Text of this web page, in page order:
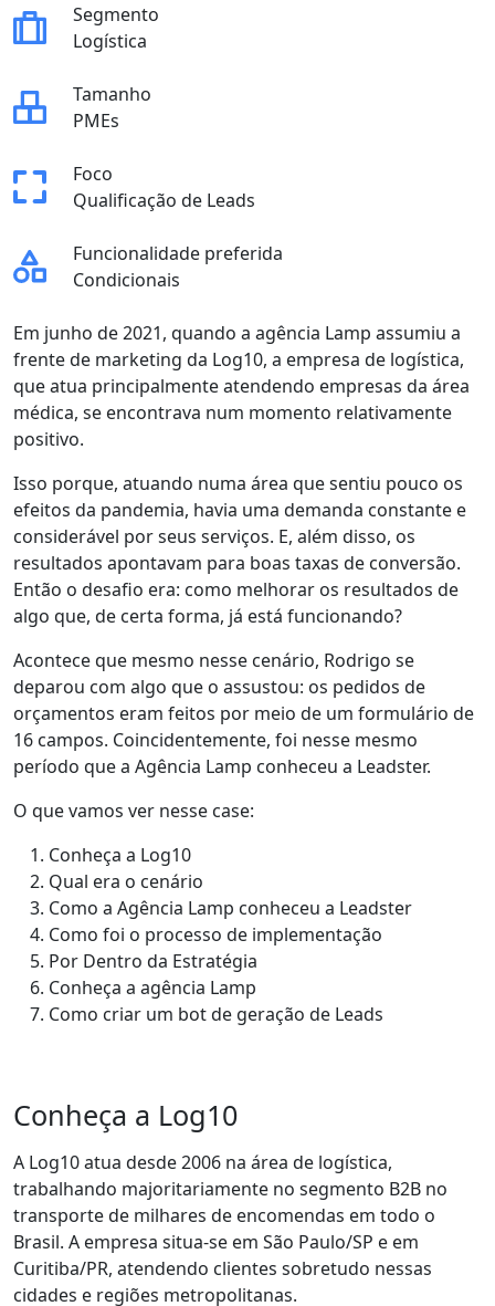
Segmento
Logística
Tamanho
PMEs
Foco
Qualificação de Leads
Funcionalidade preferida
Condicionais
Em junho de 2021, quando a agência Lamp assumiu a
frente de marketing da Log10, a empresa de logística,
que atua principalmente atendendo empresas da área
médica, se encontrava num momento relativamente
positivo.
Isso porque, atuando numa área quesentiu pouco os
efeitos da pandemia, havia uma demanda constante e
considerável por seus serviços. E, além disso, os
resultados apontavam para boas taxas de conversão.
Então o desafio era: como melhorar os resultados de
algo que, de certa forma, já está funcionando?
Acontece que mesmo nesse cenário, Rodrigo se
deparou com algo que o assustou: os pedidos de
orçamentos eram feitos por meio de um formulário de
16 campos. Coincidentemente, foi nesse mesmo
período que a Agência Lamp conheceu a Leadster.
O que vamos ver nesse case:
Conheça a Log10
Qual era o cenário
Como a Agência Lamp conheceu a Leadster
Como foi o processo de implementação
Por Dentro da Estratégia
Conheça a agência Lamp
Como criar um bot de geração de Leads
Conheça a Log10
A Log10 atua desde 2006 na área de logística,
trabalhando majoritariamente no segmento B2B no
transporte de milhares de encomendas em todo o
Brasil. A empresa situa-se em São Paulo/SP e em
Curitiba/PR, atendendo clientes sobretudo nessas
cidades e regiões metropolitanas.